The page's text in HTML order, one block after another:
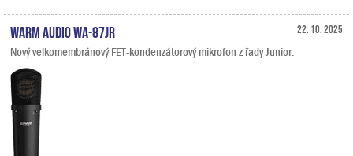
22. 10. 2025
Warm Audio WA-87jr
Nový velkomembránový FET-kondenzátorový mikrofon z řady Junior.